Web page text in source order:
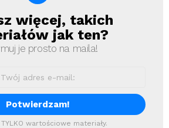
więcej, takich
jak ten?
je prosto na maila!
TYLKO wartościowe materiały.